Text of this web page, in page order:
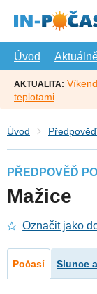
hlavní
Úvod
AKTUALITA:
teplotami
Úvod
PŘEDPOVĚĎ
Mažice
Označit jako
Počasí Slunce